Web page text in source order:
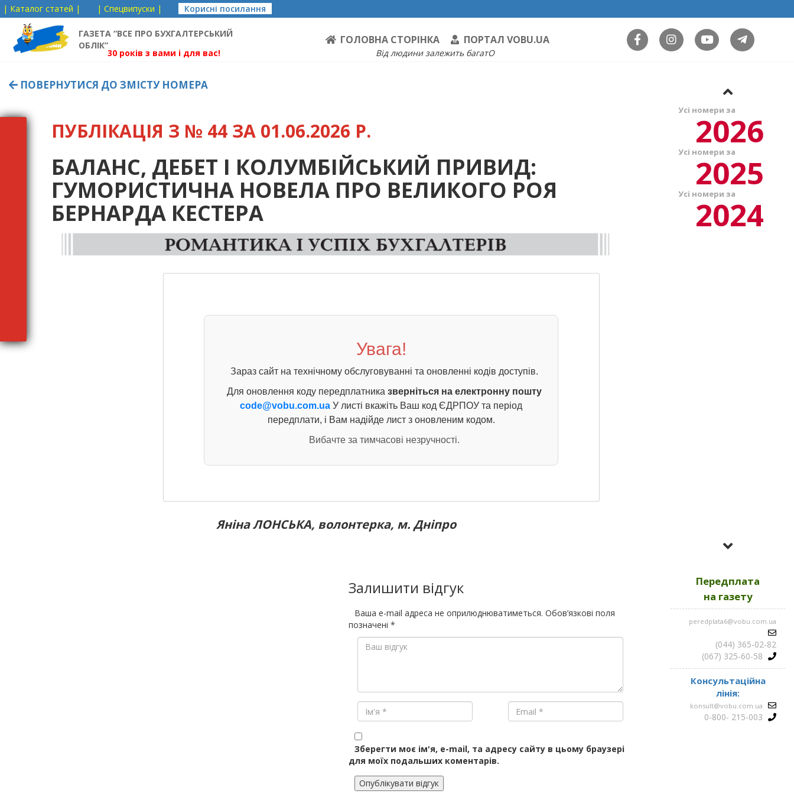
| Каталог статей | | Спецвипуски | Корисні посилання
ГАЗЕТА “ВСЕ ПРО БУХГАЛТЕРСЬКИЙ
ОБЛІК”
ГОЛОВНА СТОРІНКА ПОРТАЛ VOBU.UA
30 років з вами і для вас! Від людини залежить багатО
ПОВЕРНУТИСЯ ДО ЗМІСТУ НОМЕРА
ПУБЛІКАЦІЯ З № 44 ЗА 01.06.2026 Р.
БАЛАНС, ДЕБЕТ І КОЛУМБІЙСЬКИЙ ПРИВИД:
ГУМОРИСТИЧНА НОВЕЛА ПРО ВЕЛИКОГО РОЯ
БЕРНАРДА КЕСТЕРА
Увага!
Зараз сайт на технічному обслуговуванні та оновленні кодів доступів.
Для оновлення коду передплатника зверніться на електронну пошту
code@vobu.com.ua У листі вкажіть Ваш код ЄДРПОУ та період
передплати, і Вам надійде лист з оновленим кодом.
Вибачте за тимчасові незручності.
Яніна ЛОНСЬКА, волонтерка, м. Дніпро
Залишити відгук
Ваша e-mail адреса не оприлюднюватиметься. Обов’язкові поля
позначені *
Зберегти моє ім'я, e-mail, та адресу сайту в цьому браузері
для моїх подальших коментарів.
Усі номери за
2026
Усі номери за
2025
Усі номери за
2024
2023
Усі номери за
2022
Усі номери за
2021
Передплата
на газету
peredplata6@vobu.com.ua
(044) 365-02-82
(067) 325-60-58
Консультаційна
лінія:
konsult@vobu.com.ua
0-800- 215-003